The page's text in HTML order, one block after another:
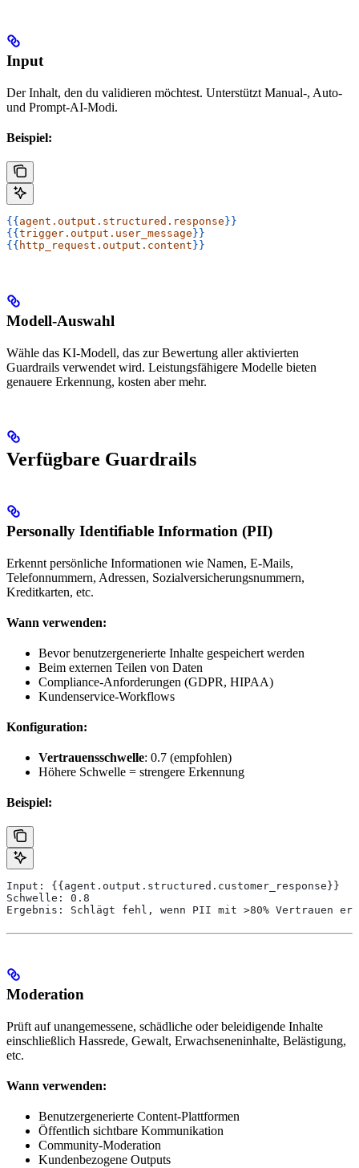
Input
Der Inhalt, den du validieren möchtest. Unterstützt Manual-, Auto-
und Prompt-AI-Modi.
Beispiel:
{{agent.output.structured.response}}
{{trigger.output.user_message}}
{{ http_request.output.content}}
Modell-Auswahl
Wähle das KI-Modell, das zur Bewertung aller aktivierten
Guardrails verwendet wird. Leistungsfähigere Modelle bieten
genauere Erkennung, kosten aber mehr.
Verfügbare Guardrails
Personally Identifiable Information (PII)
Erkennt persönliche Informationen wie Namen, E-Mails,
Telefonnummern, Adressen, Sozialversicherungsnummern,
Kreditkarten, etc.
Wann verwenden:
Bevor benutzergenerierte Inhalte gespeichert werden
Beim externen Teilen von Daten
Compliance-Anforderungen (GDPR, HIPAA)
Kundenservice-Workflows
Konfiguration:
Vertrauensschwelle: 0.7 (empfohlen)
Höhere Schwelle = strengere Erkennung
Beispiel:
Input: {{agent.output.structured.customer_response}}
Schwelle: 0.8
Ergebnis: Schlägt fehl, wenn PII mit >80% Vertrauen
Moderation
Prüft auf unangemessene, schädliche oder beleidigende Inhalte
einschließlich Hassrede, Gewalt, Erwachseneninhalte, Belästigung,
etc.
Wann verwenden:
Benutzergenerierte Content-Plattformen
Öffentlich sichtbare Kommunikation
Community-Moderation
Kundenbezogene Outputs